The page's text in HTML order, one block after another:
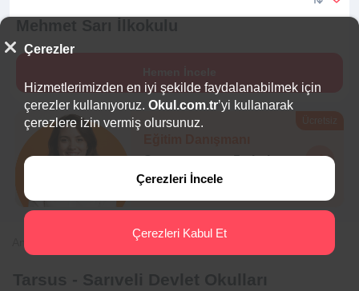
Sana en uygun5 okulu
hemen bulalım.
Tarsus
Çerezler
Hizmetlerimizden en iyi şekilde faydalanabilmek için
çerezler kullanıyoruz. Okul.com.tr’yi kullanarak
çerezlere izin vermiş olursunuz.
Çerezleri İncele
Çerezleri Kabul Et